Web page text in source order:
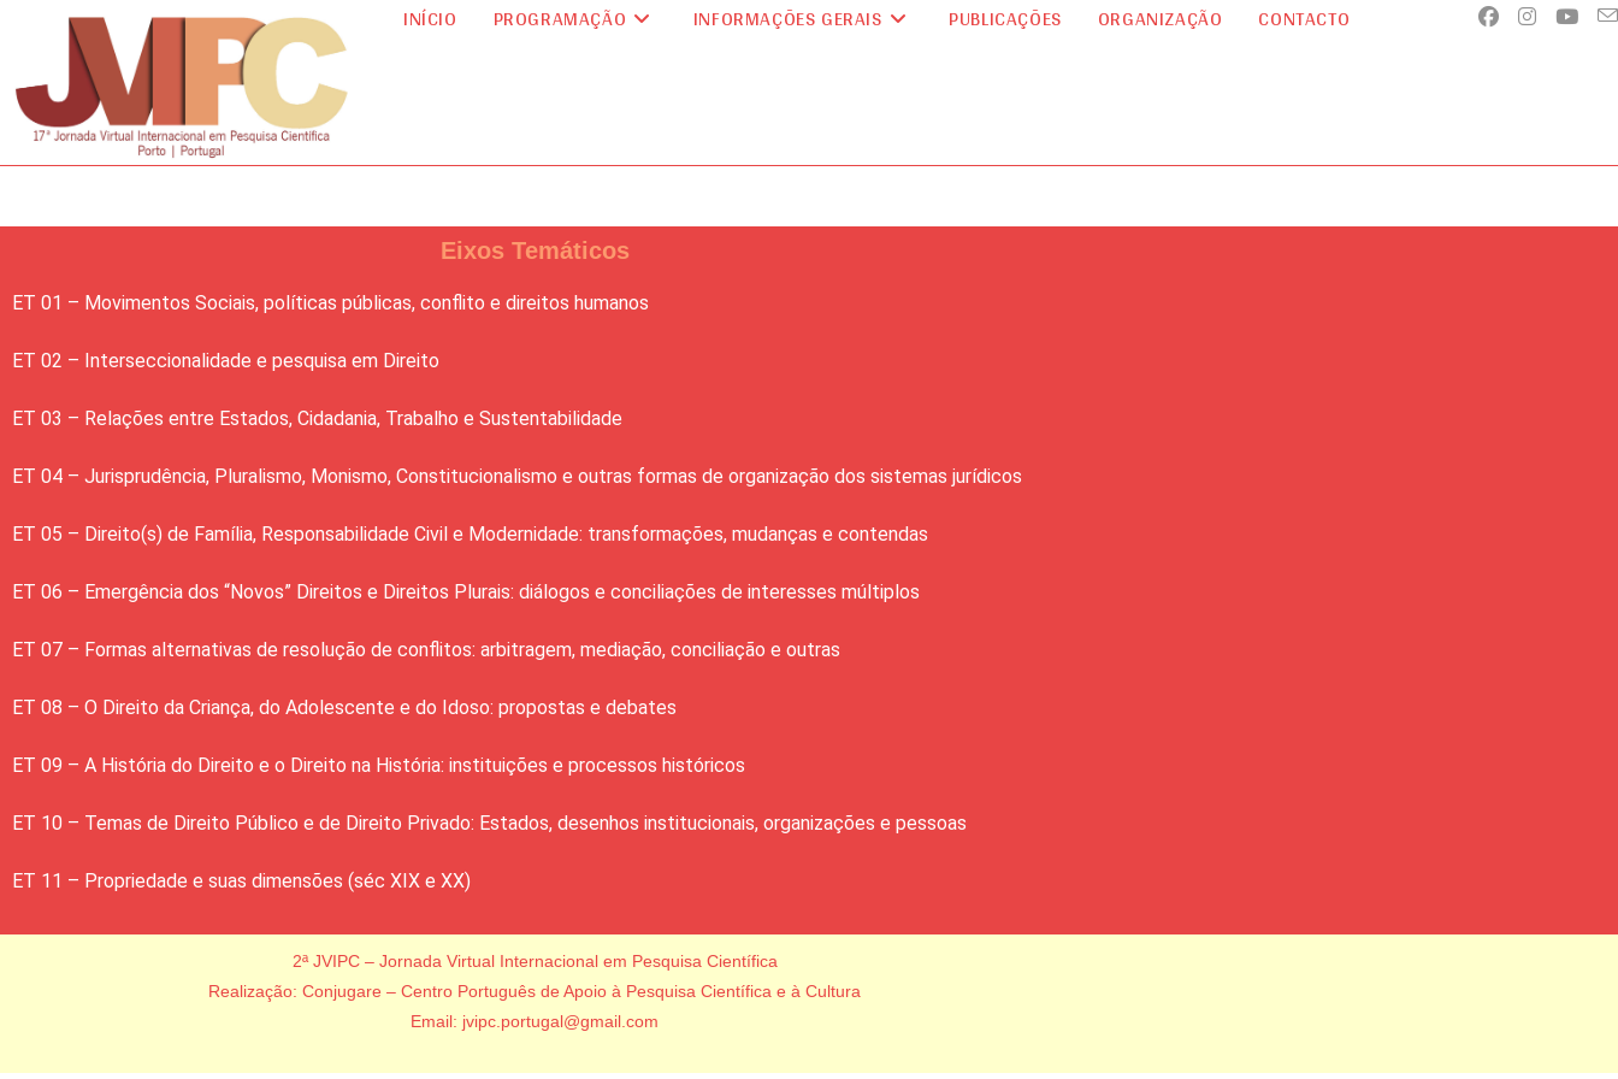
INÍCIO PROGRAMAÇÃO INFORMAÇÕES GERAIS PUBLICAÇÕES ORGANIZAÇÃO CONTACTO
Eixos Temáticos
ET 01 – Movimentos Sociais, políticas públicas, conflito e direitos humanos
ET 02 – Interseccionalidade e pesquisa em Direito
ET 03 – Relações entre Estados, Cidadania, Trabalho e Sustentabilidade
ET 04 – Jurisprudência, Pluralismo, Monismo, Constitucionalismo e outras formas de organização dos sistemas jurídicos
ET 05 – Direito(s) de Família, Responsabilidade Civil e Modernidade: transformações, mudanças e contendas
ET 06 – Emergência dos “Novos” Direitos e Direitos Plurais: diálogos e conciliações de interesses múltiplos
ET 07 – Formas alternativas de resolução de conflitos: arbitragem, mediação, conciliação e outras
ET 08 – O Direito da Criança, do Adolescente e do Idoso: propostas e debates
ET 09 – A História do Direito e o Direito na História: instituições e processos históricos
ET 10 – Temas de Direito Público e de Direito Privado: Estados, desenhos institucionais, organizações e pessoas
ET 11 – Propriedade e suas dimensões (séc XIX e XX)
2ª JVIPC – Jornada Virtual Internacional em Pesquisa Científica
Realização: Conjugare – Centro Português de Apoio à Pesquisa Científica e à Cultura
Email: jvipc.portugal@gmail.com